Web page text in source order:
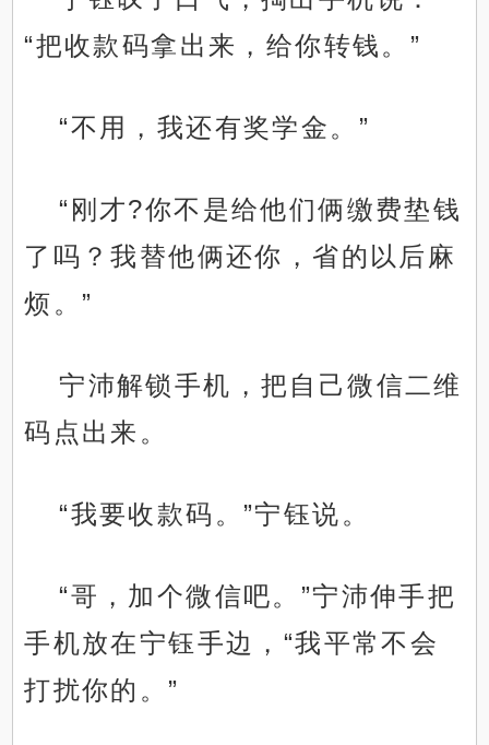
“把收款码拿出来，给你转钱。”
“不用，我还有奖学金。”
“刚才?你不是给他们俩缴费垫钱
了吗？我替他俩还你，省的以后麻
烦。”
宁沛解锁手机，把自己微信二维
码点出来。
“我要收款码。”宁钰说。
“哥，加个微信吧。”宁沛伸手把
手机放在宁钰手边，“我平常不会
打扰你的。”